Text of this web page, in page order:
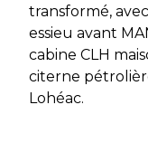
transformé,
essieu avant
cabine CLH
citerne
Lohéac.